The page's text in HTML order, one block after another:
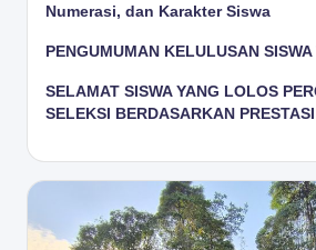
Numerasi, dan Karakter Siswa
PENGUMUMAN KELULUSAN
SELAMAT SISWA YANG LOLOS
SELEKSI BERDASARKAN